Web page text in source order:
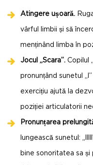
Atingere ușoară.
vârful limbii și să
menținând limba în
Jocul „Scara”. Copilul
pronunțând sunetul
exercițiu ajută la
poziției articulatorii
Pronunțarea
lungească sunetul:
bine sonoritatea sa și